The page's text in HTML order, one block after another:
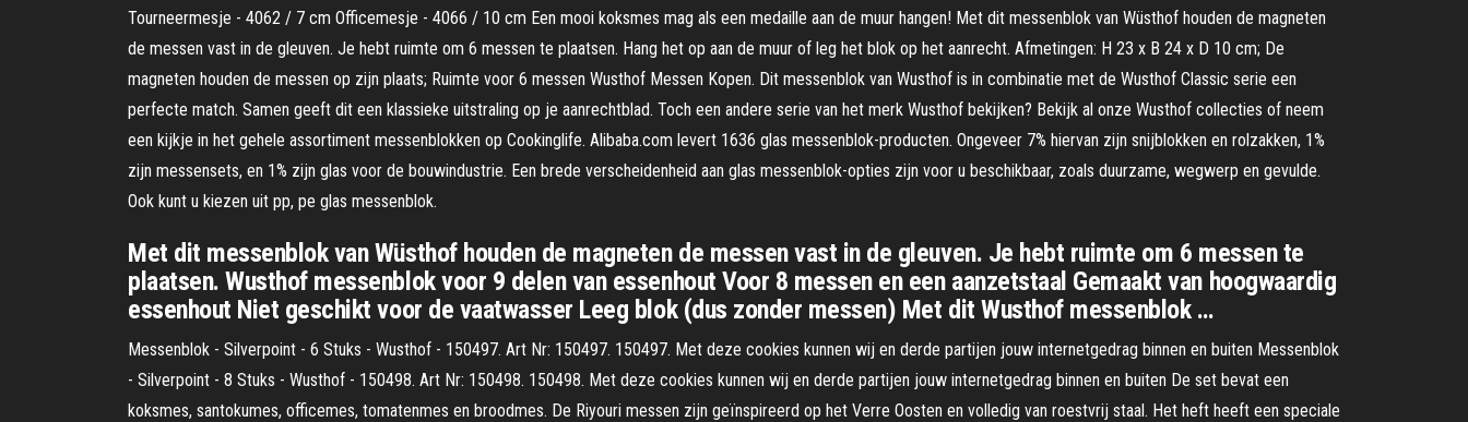
Tourneermesje - 4062 / 7 cm Officemesje - 4066 / 10 cm Een mooi koksmes mag als een medaille aan de muur hangen! Met dit messenblok van Wüsthof houden de magneten
de messen vast in de gleuven. Je hebt ruimte om 6 messen te plaatsen. Hang het op aan de muur of leg het blok op het aanrecht. Afmetingen: H 23 x B 24 x D 10 cm; De
magneten houden de messen op zijn plaats; Ruimte voor 6 messen Wusthof Messen Kopen. Dit messenblok van Wusthof is in combinatie met de Wusthof Classic serie een
perfecte match. Samen geeft dit een klassieke uitstraling op je aanrechtblad. Toch een andere serie van het merk Wusthof bekijken? Bekijk al onze Wusthof collecties of neem
een kijkje in het gehele assortiment messenblokken op Cookinglife. Alibaba.com levert 1636 glas messenblok-producten. Ongeveer 7% hiervan zijn snijblokken en rolzakken, 1%
zijn messensets, en 1% zijn glas voor de bouwindustrie. Een brede verscheidenheid aan glas messenblok-opties zijn voor u beschikbaar, zoals duurzame, wegwerp en gevulde.
Ook kunt u kiezen uit pp, pe glas messenblok.
Met dit messenblok van Wüsthof houden de magneten de messen vast in de gleuven. Je hebt ruimte om 6 messen te
plaatsen. Wusthof messenblok voor 9 delen van essenhout Voor 8 messen en een aanzetstaal Gemaakt van hoogwaardig
essenhout Niet geschikt voor de vaatwasser Leeg blok (dus zonder messen) Met dit Wusthof messenblok …
Messenblok - Silverpoint - 6 Stuks - Wusthof - 150497. Art Nr: 150497. 150497. Met deze cookies kunnen wij en derde partijen jouw internetgedrag binnen en buiten Messenblok
- Silverpoint - 8 Stuks - Wusthof - 150498. Art Nr: 150498. 150498. Met deze cookies kunnen wij en derde partijen jouw internetgedrag binnen en buiten De set bevat een
koksmes, santokumes, officemes, tomatenmes en broodmes. De Riyouri messen zijn geïnspireerd op het Verre Oosten en volledig van roestvrij staal. Het heft heeft een speciale